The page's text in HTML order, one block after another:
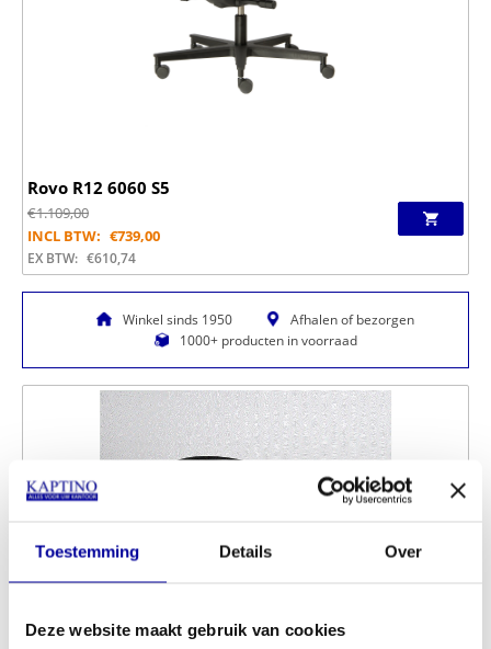
Toestemming Details Over
Deze website maakt gebruik van cookies
Rovo R12 6060 S5
€1.109,00
INCL BTW: €739,00
EX BTW: €610,74
Winkel sinds 1950
Afhalen of bezorgen
1000+ producten in voorraad